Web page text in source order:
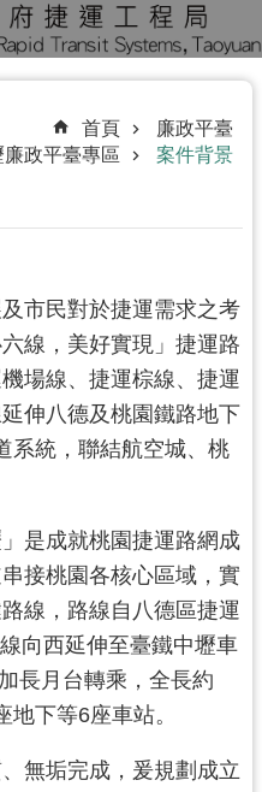
首頁
廉政平臺
政平臺專區
案件背景
市民對於捷運需求之考
線，美好實現」捷運路
場線、捷運棕線、捷運
伸八德及桃園鐵路地下
系統，聯結航空城、桃
是成就桃園捷運路網成
接桃園各核心區域，實
線，路線自八德區捷運
向西延伸至臺鐵中壢車
長月台轉乘，全長約
下等6座車站。
無垢完成，爰規劃成立